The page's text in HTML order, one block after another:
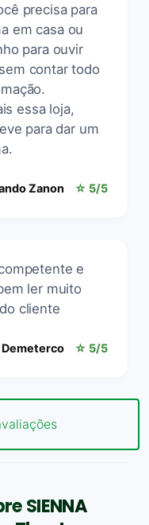
precisa para
em casa ou
para ouvir
contar todo
essa loja,
para dar um
Zanon ☆ 5/5
e
ler muito
cliente
☆ 5/5
SIENNA